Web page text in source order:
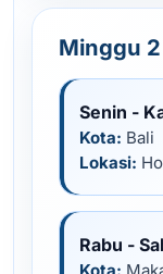
Minggu 2
Senin -
Kota: Bali
Lokasi:
Rabu -